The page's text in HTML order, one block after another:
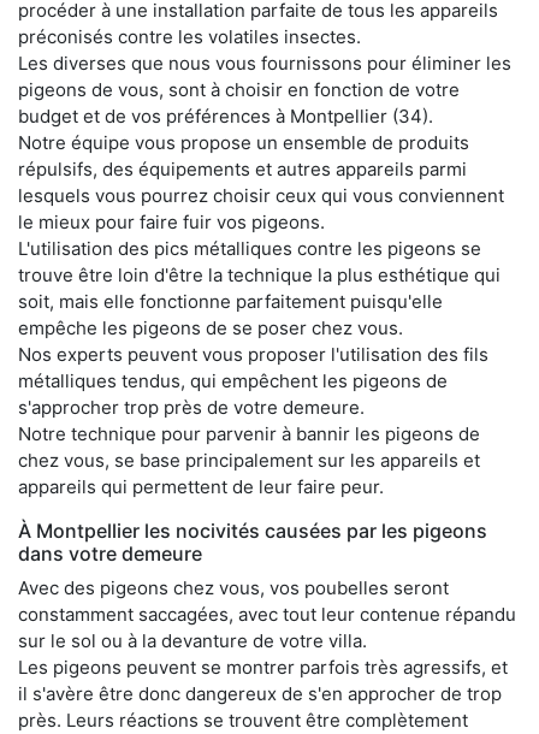
procéder à une installation parfaite de tous les appareils
préconisés contre les volatiles insectes.
Les diverses que nous vous fournissons pour éliminer les
pigeons de vous, sont à choisir en fonction de votre
budget et de vos préférences à Montpellier (34).
Notre équipe vous propose un ensemble de produits
répulsifs, des équipements et autres appareils parmi
lesquels vous pourrez choisir ceux qui vous conviennent
le mieux pour faire fuir vos pigeons.
L'utilisation des pics métalliques contre les pigeons se
trouve être loin d'être la technique la plus esthétique qui
soit, mais elle fonctionne parfaitement puisqu'elle
empêche les pigeons de se poser chez vous.
Nos experts peuvent vous proposer l'utilisation des fils
métalliques tendus, qui empêchent les pigeons de
s'approcher trop près de votre demeure.
Notre technique pour parvenir à bannir les pigeons de
chez vous, se base principalement sur les appareils et
appareils qui permettent de leur faire peur.
À Montpellier les nocivités causées par les pigeons
dans votre demeure
Avec des pigeons chez vous, vos poubelles seront
constamment saccagées, avec tout leur contenue répandu
sur le sol ou à la devanture de votre villa.
Les pigeons peuvent se montrer parfois très agressifs, et
il s'avère être donc dangereux de s'en approcher de trop
près. Leurs réactions se trouvent être complètement